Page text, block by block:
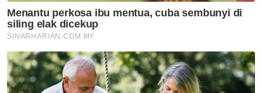
Tiket FURY Championship Vol.
II laku keras